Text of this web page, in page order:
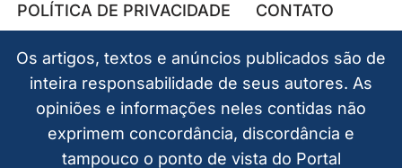
POLÍTICA DE PRIVACIDADE
CONTATO
Os artigos, textos e anúncios publicados são de
inteira responsabilidade de seus autores. As
opiniões e informações neles contidas não
exprimem concordância, discordância e
tampouco o ponto de vista do Portal